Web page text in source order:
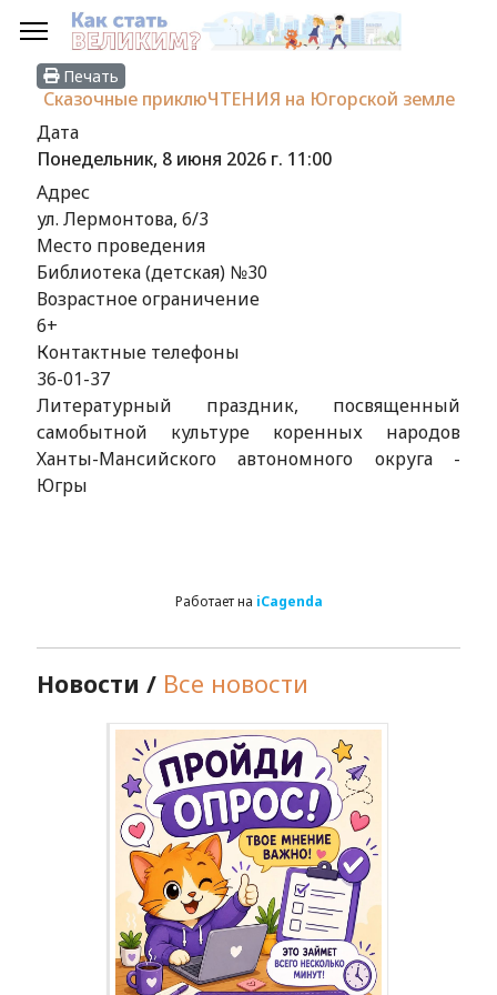
Печать
Сказочные приклюЧТЕНИЯ на Югорской земле
Дата
Понедельник, 8 июня 2026 г. 11:00
Адрес
ул. Лермонтова, 6/3
Место проведения
Библиотека (детская) №30
Возрастное ограничение
6+
Контактные телефоны
36-01-37
Литературный праздник, посвященный
самобытной культуре коренных народов
Ханты-Мансийского автономного округа -
Югры
Работает на iCagenda
Новости / Все новости